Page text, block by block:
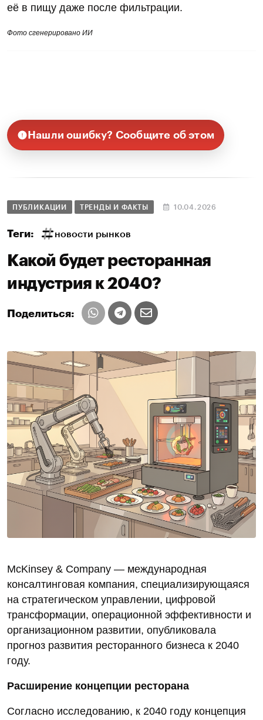
её в пищу даже после фильтрации.
Фото сгенерировано ИИ
Нашли ошибку? Сообщите об этом
ПУБЛИКАЦИИ ТРЕНДЫ И ФАКТЫ 10.04.2026
Теги: новости рынков
Какой будет ресторанная
индустрия к 2040?
Поделиться:
McKinsey & Company — международная
консалтинговая компания, специализирующаяся
на стратегическом управлении, цифровой
трансформации, операционной эффективности и
организационном развитии, опубликовала
прогноз развития ресторанного бизнеса к 2040
году.
Расширение концепции ресторана
Согласно исследованию, к 2040 году концепция